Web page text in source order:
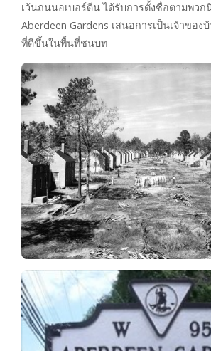
เว้นถนนอเบอร์ดีน ได้รับการตั้งชื่อตามพวก
Aberdeen Gardens เสนอการเป็นเจ้าขอ
ที่ดีขึ้นในพื้นที่ชนบท